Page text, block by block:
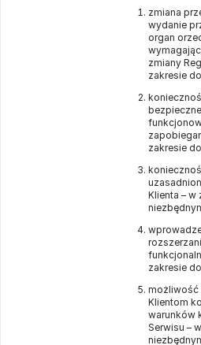
zmiana
wydanie
organ
zmiany
zakresie
zakresie
Klienta – w
zakresie
możliwość
Klientom
warunków
Serwisu –